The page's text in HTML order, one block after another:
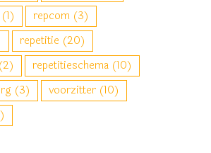
(1) repcom (3)
repetitie (20)
(2) repetitieschema (10)
(3) voorzitter (10)